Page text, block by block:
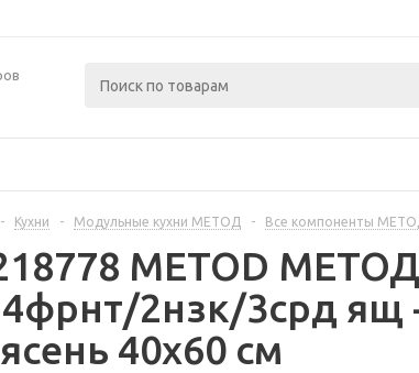
- Кухни - Модульные кухни МЕТОД - Все компоненты
METOD
2нзк/3срд ящ
40x60 см